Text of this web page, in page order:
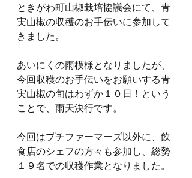
ときがわ町山椒栽培協議会にて、青
実山椒の収穫のお手伝いに参加して
きました。
あいにくの雨模様となりましたが、
今回収穫のお手伝いをお願いする青
実山椒の旬はわずか１０日！という
ことで、雨天決行です。
今回はプチファーマーズ以外に、飲
食店のシェフの方々も参加し、総勢
１９名での収穫作業となりました。